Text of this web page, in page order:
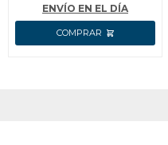
ENVÍO EN EL DÍA